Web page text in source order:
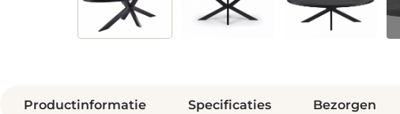
Productinformatie Specificaties Bezorgen